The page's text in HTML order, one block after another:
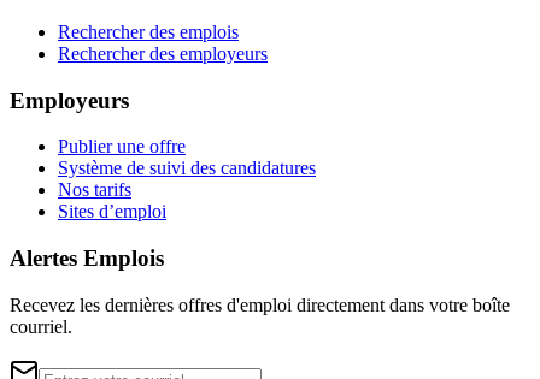
Rechercher des emplois
Rechercher des employeurs
Employeurs
Publier une offre
Système de suivi des candidatures
Nos tarifs
Sites d’emploi
Alertes Emplois
Recevez les dernières offres d'emploi directement dans votre boîte
courriel.